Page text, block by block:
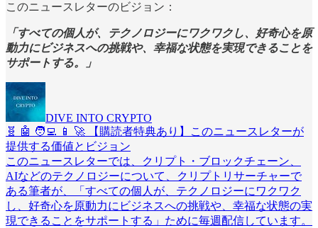
このニュースレターのビジョン：
「すべての個人が、テクノロジーにワクワクし、好奇心を原
動力にビジネスへの挑戦や、幸福な状態を実現できることを
サポートする。」
DIVE INTO CRYPTO
🧬 🤖 🧑‍💻 📱 🚀 【購読者特典あり】このニュースレターが
提供する価値とビジョン
このニュースレターでは、クリプト・ブロックチェーン、
AIなどのテクノロジーについて、クリプトリサーチャーで
ある筆者が、「すべての個人が、テクノロジーにワクワク
し、好奇心を原動力にビジネスへの挑戦や、幸福な状態の実
現できることをサポートする」ために毎週配信しています。